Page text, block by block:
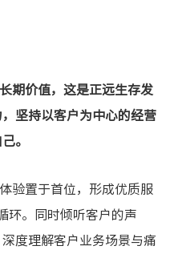
期价值，这是正远生存发
坚持以客户为中心的经营
。
验置于首位，形成优质服
环。同时倾听客户的声
度理解客户业务场景与痛